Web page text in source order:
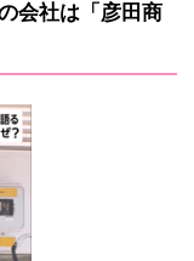
会社は「彦田商